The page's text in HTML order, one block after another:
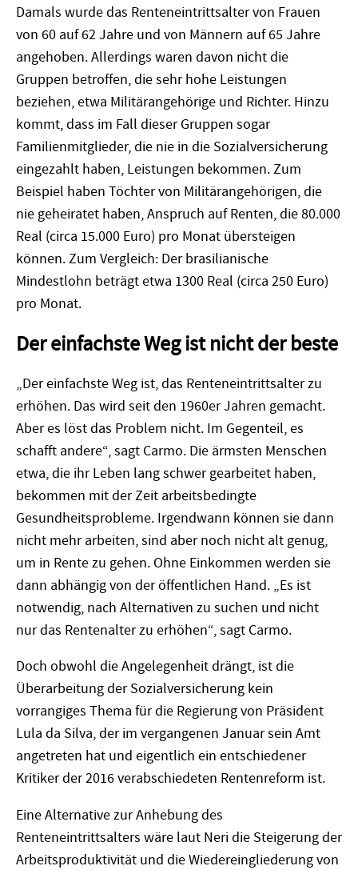
Damals wurde das Renteneintrittsalter von Frauen
von 60 auf 62 Jahre und von Männern auf 65 Jahre
angehoben. Allerdings waren davon nicht die
Gruppen betroffen, die sehr hohe Leistungen
beziehen, etwa Militärangehörige und Richter. Hinzu
kommt, dass im Fall dieser Gruppen sogar
Familienmitglieder, die nie in die Sozialversicherung
eingezahlt haben, Leistungen bekommen. Zum
Beispiel haben Töchter von Militärangehörigen, die
nie geheiratet haben, Anspruch auf Renten, die 80.000
Real (circa 15.000 Euro) pro Monat übersteigen
können. Zum Vergleich: Der brasilianische
Mindestlohn beträgt etwa 1300 Real (circa 250 Euro)
pro Monat.
Der einfachste Weg ist nicht der beste
„Der einfachste Weg ist, das Renteneintrittsalter zu
erhöhen. Das wird seit den 1960er Jahren gemacht.
Aber es löst das Problem nicht. Im Gegenteil, es
schafft andere“, sagt Carmo. Die ärmsten Menschen
etwa, die ihr Leben lang schwer gearbeitet haben,
bekommen mit der Zeit arbeitsbedingte
Gesundheitsprobleme. Irgendwann können sie dann
nicht mehr arbeiten, sind aber noch nicht alt genug,
um in Rente zu gehen. Ohne Einkommen werden sie
dann abhängig von der öffentlichen Hand. „Es ist
notwendig, nach Alternativen zu suchen und nicht
nur das Rentenalter zu erhöhen“, sagt Carmo.
Doch obwohl die Angelegenheit drängt, ist die
Überarbeitung der Sozialversicherung kein
vorrangiges Thema für die Regierung von Präsident
Lula da Silva, der im vergangenen Januar sein Amt
angetreten hat und eigentlich ein entschiedener
Kritiker der 2016 verabschiedeten Rentenreform ist.
Eine Alternative zur Anhebung des
Renteneintrittsalters wäre laut Neri die Steigerung der
Arbeitsproduktivität und die Wiedereingliederung von